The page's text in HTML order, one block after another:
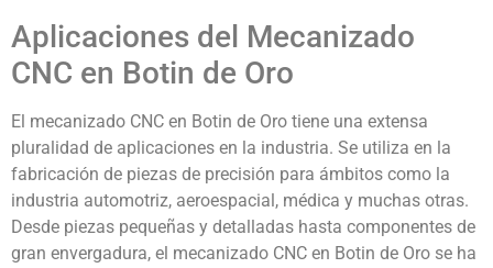
Aplicaciones del Mecanizado
CNC en Botin de Oro
El mecanizado CNC en Botin de Oro tiene una extensa
pluralidad de aplicaciones en la industria. Se utiliza en la
fabricación de piezas de precisión para ámbitos como la
industria automotriz, aeroespacial, médica y muchas otras.
Desde piezas pequeñas y detalladas hasta componentes de
gran envergadura, el mecanizado CNC en Botin de Oro se ha